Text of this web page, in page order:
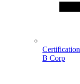
Certification
B Corp